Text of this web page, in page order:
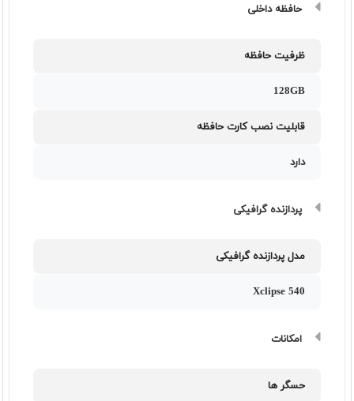
حافظه داخلی
ظرفیت حافظه
128GB
قابلیت نصب کارت حافظه
دارد
پردازنده گرافیکی
مدل پردازنده گرافیکی
Xclipse 540
امکانات
حسگر ها